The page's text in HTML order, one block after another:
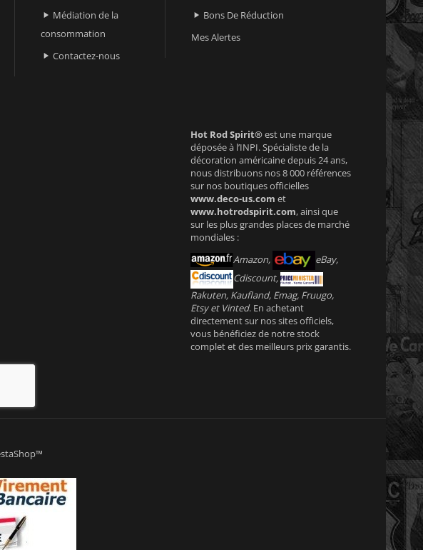
 Médiation de la
consommation
 Contactez-nous
 Bons De Réduction
Mes Alertes
Hot Rod Spirit®est une marque
déposée à l’INPI. Spécialiste de la
décoration américaine depuis 24 ans,
nous distribuons nos 8 000 références
sur nos boutiques officielles
www.deco-us.com et
www.hotrodspirit.com, ainsi que
sur les plus grandes places de marché
mondiales :
Amazon,
eBay,
Cdiscount,
Rakuten, Kaufland, Emag, Fruugo,
Etsy et Vinted. En achetant
directement sur nos sites officiels,
vous bénéficiez de notre stock
complet et des meilleurs prix garantis.